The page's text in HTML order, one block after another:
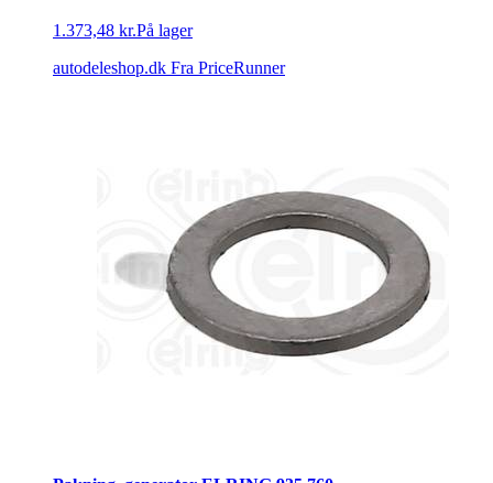
1.373,48 kr.På lager
autodeleshop.dk Fra PriceRunner